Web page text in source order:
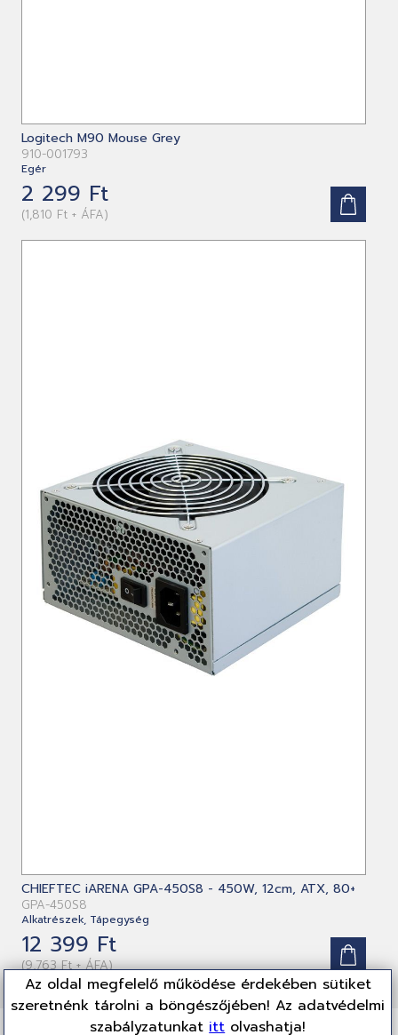
Az oldal megfelelő működése érdekében sütiket
szeretnénk tárolni a böngészőjében! Az adatvédelmi
szabályzatunkatittolvashatja!
Logitech M90 Mouse Grey
910-001793
Egér
2 299 Ft
(1,810 Ft + ÁFA)
CHIEFTEC iARENA GPA-450S8 - 450W, 12cm, ATX, 80+
GPA-450S8
Alkatrészek, Tápegység
12 399 Ft
(9,763 Ft + ÁFA)